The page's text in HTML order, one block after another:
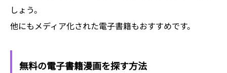
しょう。
他にもメディア化された電子書籍もおすすめです。
無料の電子書籍漫画を探す方法